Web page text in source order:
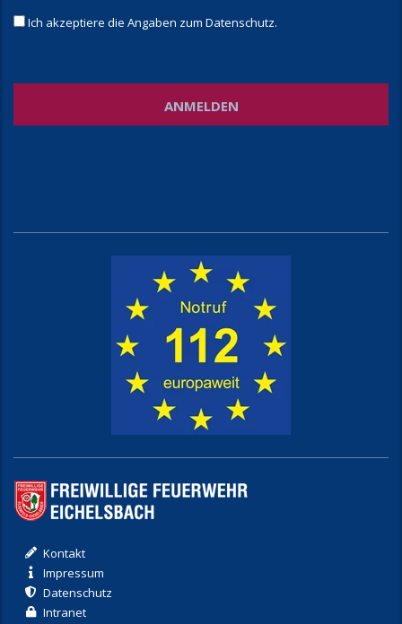
Ich akzeptiere die Angaben zum Datenschutz.
Kontakt
Impressum
Datenschutz
Intranet